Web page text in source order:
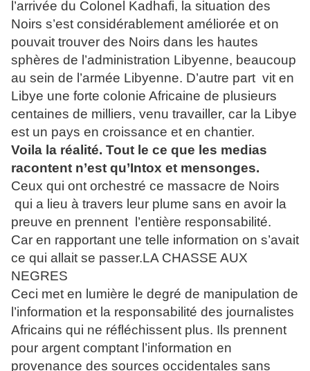
l’arrivée du Colonel Kadhafi, la situation des
Noirs s’est considérablement améliorée et on
pouvait trouver des Noirs dans les hautes
sphères de l’administration Libyenne, beaucoup
au sein de l’armée Libyenne. D’autre part vit en
Libye une forte colonie Africaine de plusieurs
centaines de milliers, venu travailler, car la Libye
est un pays en croissance et en chantier.
Voila la réalité. Tout le ce que les medias
racontent n’est qu’Intox et mensonges.
Ceux qui ont orchestré ce massacre de Noirs
qui a lieu à travers leur plume sans en avoir la
preuve en prennent l’entière responsabilité.
Car en rapportant une telle information on s’avait
ce qui allait se passer.LA CHASSE AUX
NEGRES
Ceci met en lumière le degré de manipulation de
l’information et la responsabilité des journalistes
Africains qui ne réfléchissent plus. Ils prennent
pour argent comptant l’information en
provenance des sources occidentales sans